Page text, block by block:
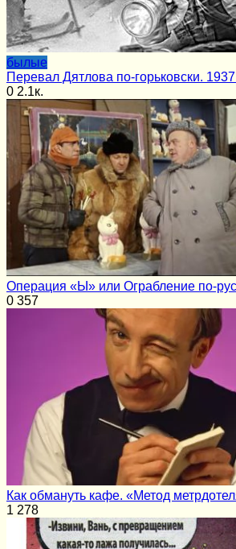
былые
Перевал Дятлова по-горьковски. 1937
0 2.1к.
Операция «Ы» или Ограбление по-
0 357
Как обмануть кафе. «Метод
1 278